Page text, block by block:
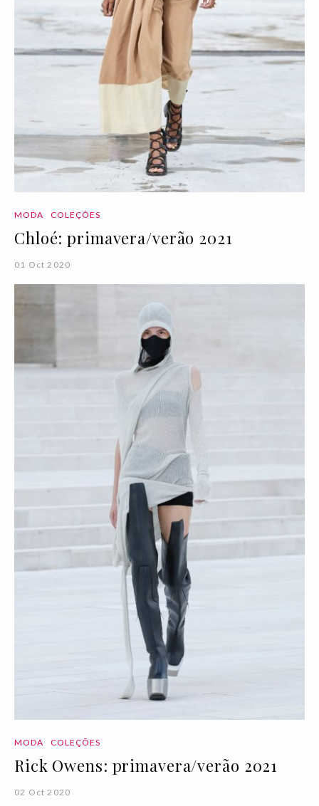
MODA COLEÇÕES
Chloé: primavera/verão 2021
01 Oct 2020
MODA COLEÇÕES
Rick Owens: primavera/verão 2021
02 Oct 2020